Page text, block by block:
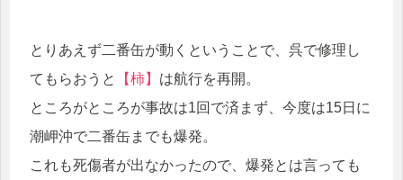
とりあえず二番缶が動くということで、呉で修理し
てもらおうと
【柿】 は航行を再開。
ところがところが事故は1回で済まず、今度は15日に
潮岬沖で二番缶までも爆発。
これも死傷者が出なかったので、爆発とは言っても